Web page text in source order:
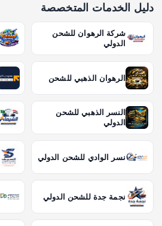
دليل الخدمات المتخصصة
شركة الرهوان للشحن
الدولي
الرهوان الذهبي للشحن
النسر الذهبي للشحن
الدولي
نسر الوادي للشحن الدولي
نجمة جدة للشحن الدولي